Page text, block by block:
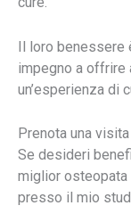
Il loro benessere
impegno a offrire
un’esperienza di
Prenota una
Se desideri
miglior osteopata
presso il mio